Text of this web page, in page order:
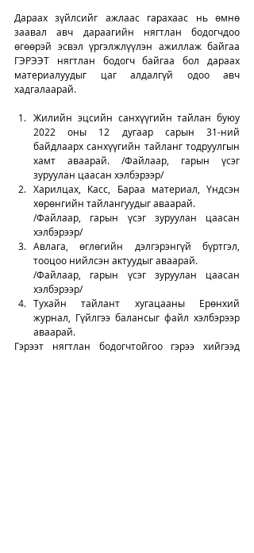
Дараах зүйлсийг ажлаас гарахаас нь өмнө
заавал авч дараагийн нягтлан бодогчдоо
өгөөрэй эсвэл үргэлжлүүлэн ажиллаж байгаа
ГЭРЭЭТ нягтлан бодогч байгаа бол дараах
материалуудыг цаг алдалгүй одоо авч
хадгалаарай.
Жилийн эцсийн санхүүгийн тайлан буюу
2022 оны 12 дугаар сарын 31-ний
байдлаарх санхүүгийн тайланг тодруулгын
хамт аваарай. /Файлаар, гарын үсэг
зуруулан цаасан хэлбэрээр/
Харилцах, Касс, Бараа материал, Үндсэн
хөрөнгийн тайлангуудыг аваарай.
/Файлаар, гарын үсэг зуруулан цаасан
хэлбэрээр/
Авлага, өглөгийн дэлгэрэнгүй бүртгэл,
тооцоо нийлсэн актуудыг аваарай.
/Файлаар, гарын үсэг зуруулан цаасан
хэлбэрээр/
Тухайн тайлант хугацааны Ерөнхий
журнал, Гүйлгээ балансыг файл хэлбэрээр
аваарай.
Гэрээт нягтлан бодогчтойгоо гэрээ хийгээд